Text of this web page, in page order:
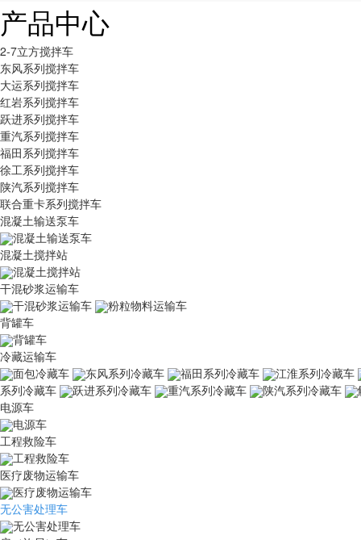
产品中心
2-7立方搅拌车
东风系列搅拌车
大运系列搅拌车
红岩系列搅拌车
跃进系列搅拌车
重汽系列搅拌车
福田系列搅拌车
徐工系列搅拌车
陕汽系列搅拌车
联合重卡系列搅拌车
混凝土输送泵车
混凝土输送泵车
混凝土搅拌站
混凝土搅拌站
干混砂浆运输车
干混砂浆运输车
粉粒物料运输车
背罐车
背罐车
冷藏运输车
面包冷藏车
东风系列冷藏车 福田系列冷藏车
江淮系列冷藏车
系列冷藏车
跃进系列冷藏车 重汽系列冷藏车 陕汽系列冷藏车
电源车
电源车
工程救险车
工程救险车
医疗废物运输车
医疗废物运输车
无公害处理车
无公害处理车